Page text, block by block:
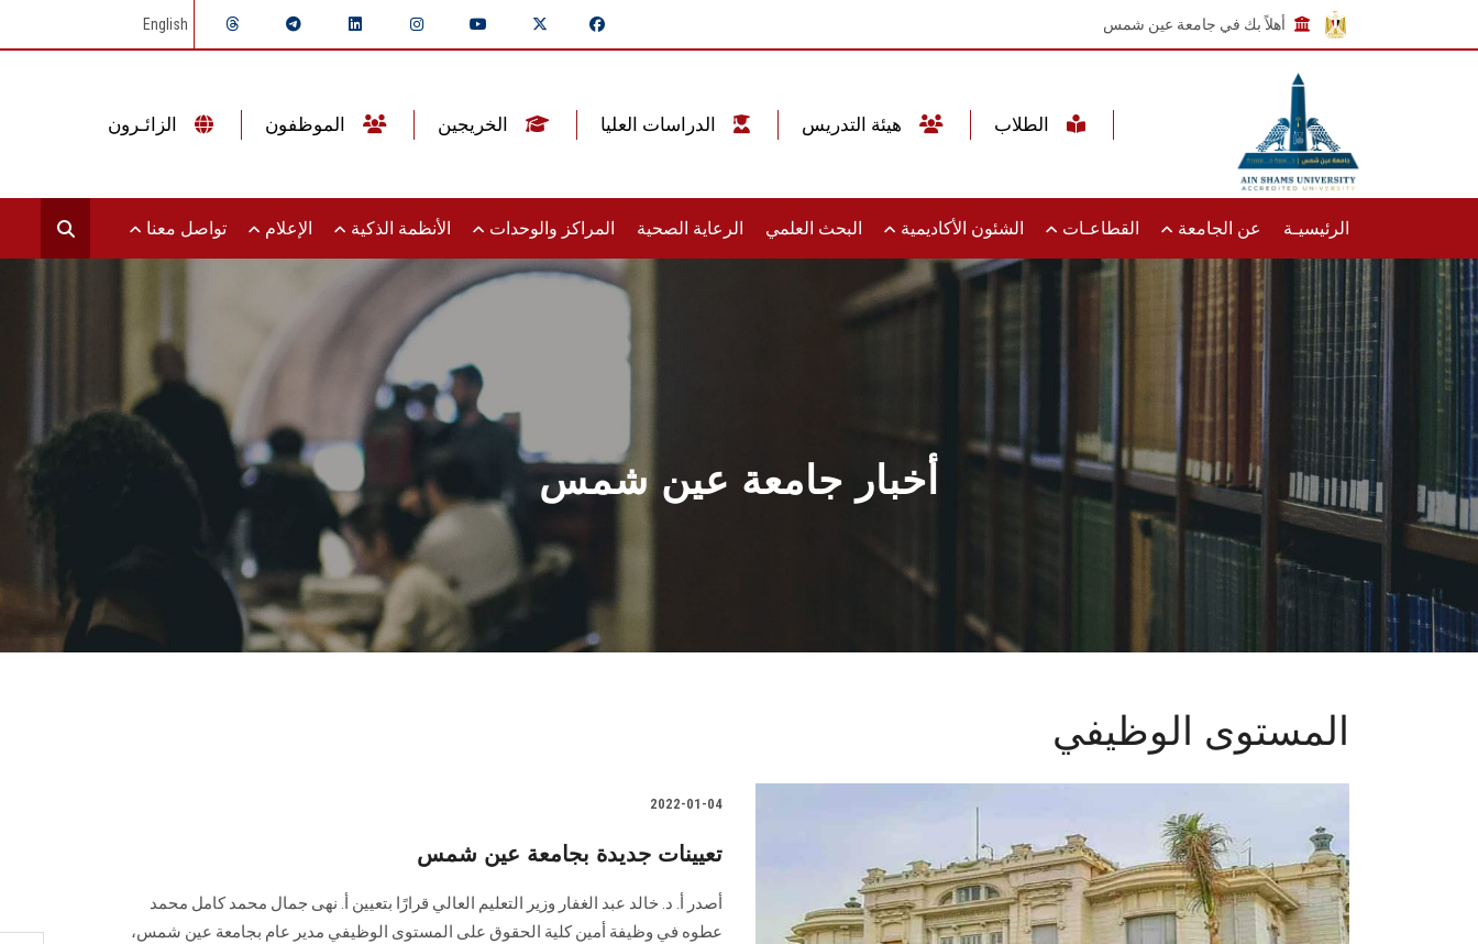
أهلاً بك في جامعة عين شمس English
الرئيسيـة عن الجامعة القطاعـات الشئون الأكاديمية البحث العلمي الرعاية الصحية المراكز والوحدات الأنظمة الذكية الإعلام تواصل معنا
أخبار جامعة عين شمس
المستوى الوظيفي
2022-01-04
تعيينات جديدة بجامعة عين شمس
أصدر أ. د. خالد عبد الغفار وزير التعليم العالي قرارًا بتعيين أ. نهى جمال محمد كامل محمد
عطوه في وظيفة أمين كلية الحقوق على المستوى الوظيفي مدير عام بجامعة عين شمس،